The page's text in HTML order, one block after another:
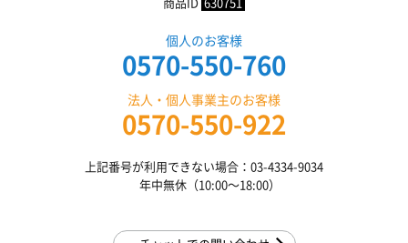
個人のお客様
0570-550-760
法人・個人事業主のお客様
0570-550-922
上記番号が利用できない場合：03-4334-9034
年中無休（10:00〜18:00）